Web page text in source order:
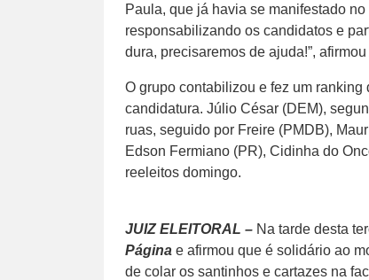
Paula, que já havia se manifestado
responsabilizando os candidatos e
dura, precisaremos de ajuda!”,
O grupo contabilizou e fez um
candidatura. Júlio César (DEM),
ruas, seguido por Freire (PMDB),
Edson Fermiano (PR), Cidinha do
reeleitos domingo.
JUIZ ELEITORAL – Na tarde desta
Página e afirmou que é solidário ao
de colar os santinhos e cartazes na